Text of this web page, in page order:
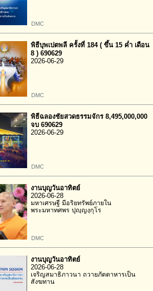
DMC
พิธีบุพเปตพลี ครั้งที่ 184 ( ขึ้น 15 ค่ำ เดือน
8 ) 690629
2026-06-29
DMC
พิธีฉลองชัยสวดธรรมจักร 8,495,000,000
จบ 690629
2026-06-29
DMC
งานบุญวันอาทิตย์
2026-06-28
มหาเศรษฐี มีอริยทรัพย์ภายใน
พระมหาทศพร ปุญฺญงฺกุโร
DMC
งานบุญวันอาทิตย์
2026-06-28
เจริญสมาธิภาวนา ถวายภัตตาหารเป็น
สังฆทาน